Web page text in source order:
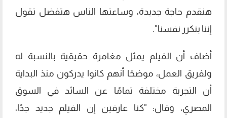
هنقدم حاجة جديدة، وساعتها الناس هتفضل تقول
إننا بنكرر نفسنا".
أضاف أن الفيلم يمثل مغامرة حقيقية بالنسبة له
ولفريق العمل، موضحًا أنهم كانوا يدركون منذ البداية
أن التجربة مختلفة تمامًا عن السائد في السوق
المصري، وقال: "كنا عارفين إن الفيلم جديد جدًا،